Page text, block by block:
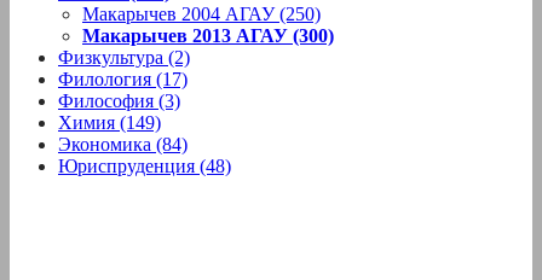
Макарычев 2004 АГАУ (250)
Макарычев 2013 АГАУ (300)
Физкультура (2)
Филология (17)
Философия (3)
Химия (149)
Экономика (84)
Юриспруденция (48)